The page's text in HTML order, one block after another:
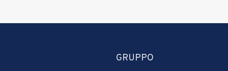
GRUPPO